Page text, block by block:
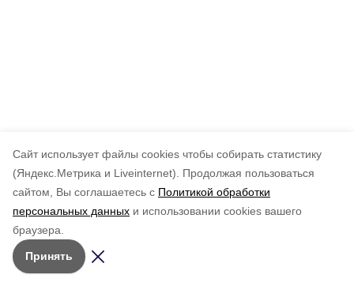
Cайт использует файлы cookies чтобы собирать статистику
(Яндекс.Метрика и Liveinternet).
Продолжая пользоваться
сайтом, Вы соглашаетесь с Политикой обработки
персональных данных и использовании cookies вашего
браузера.
Принять